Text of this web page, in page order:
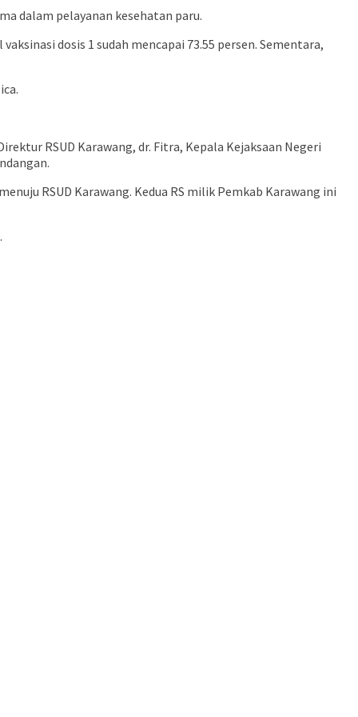
dalam pelayanan kesehatan paru.
dosis 1 sudah mencapai 73.55 persen. Sementara,
RSUD Karawang, dr. Fitra, Kepala Kejaksaan Negeri
RSUD Karawang. Kedua RS milik Pemkab Karawang ini